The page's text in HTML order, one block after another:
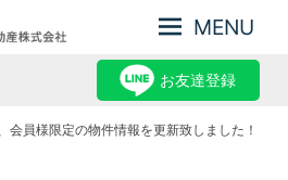
MENU
お友達登録
会員様限定の物件情報を更新致しました！